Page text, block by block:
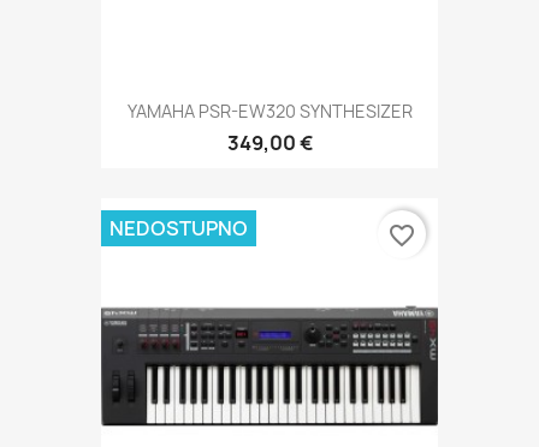
YAMAHA PSR-EW320 SYNTHESIZER
349,00 €
NEDOSTUPNO favorite_border